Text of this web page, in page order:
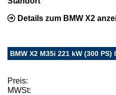
Details zum BMW X2
BMW X2 M35i 221 kW (300
Preis:
MWSt: